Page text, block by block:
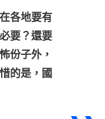
各地要有
要？還要
份子外，
的是，國